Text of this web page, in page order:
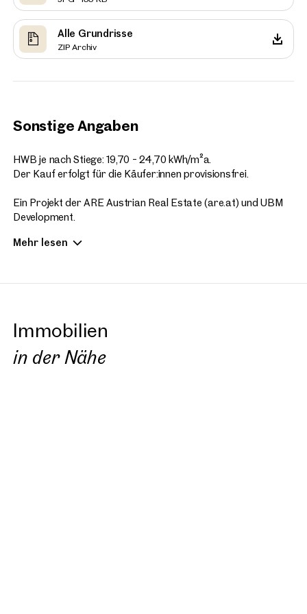
Alle Grundrisse
ZIP Archiv
Sonstige Angaben
HWB je nach Stiege: 19,70 - 24,70 kWh/m²a.
Der Kauf erfolgt für die Käufer:innen provisionsfrei.
Ein Projekt der ARE Austrian Real Estate (are.at) und UBM
Development.
Wir erlauben uns auf das wirtschaftliche Naheverhältnis zum
Mehr lesen
Immobilien
in der Nähe